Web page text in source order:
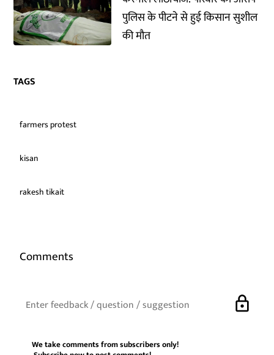
पुलिस के पीटने से हुई किसान सुशील
की मौत
TAGS
farmers protest
kisan
rakesh tikait
Comments
lock
We take comments from subscribers only!